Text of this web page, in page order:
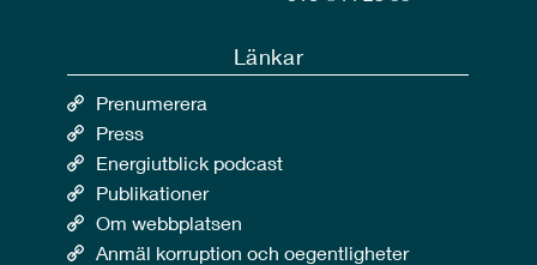
Länkar
Prenumerera
Press
Energiutblick podcast
Publikationer
Om webbplatsen
Anmäl korruption och oegentligheter